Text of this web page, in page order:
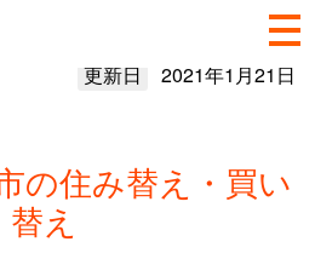
更新日 2021年1月21日
の住み替え・買い
替え